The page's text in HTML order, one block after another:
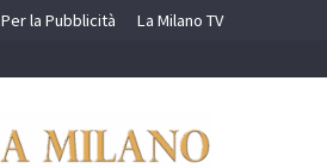
Per la Pubblicità La Milano TV